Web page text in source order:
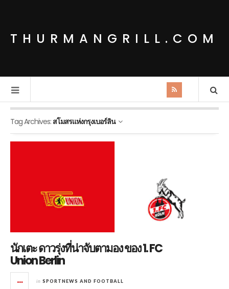
THURMANGRILL.COM
Tag Archives: สโมสรแห่งกรุงเบอร์ลิน
นักเตะ ดาวรุ่งที่น่าจับตามอง ของ 1. FC
Union Berlin
in SPORTNEWS AND FOOTBALL